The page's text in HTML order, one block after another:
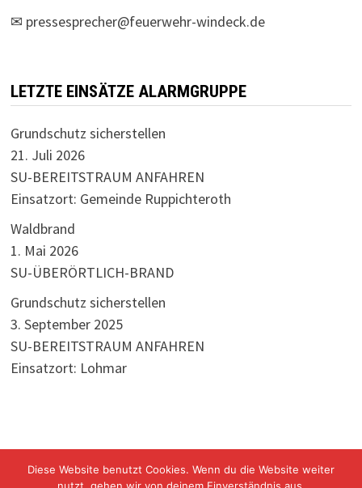
✉ pressesprecher@feuerwehr-windeck.de
LETZTE EINSÄTZE ALARMGRUPPE
Grundschutz sicherstellen
21. Juli 2026
SU-BEREITSTRAUM ANFAHREN
Einsatzort: Gemeinde Ruppichteroth
Waldbrand
1. Mai 2026
SU-ÜBERÖRTLICH-BRAND
Grundschutz sicherstellen
3. September 2025
SU-BEREITSTRAUM ANFAHREN
Einsatzort: Lohmar
Diese Website benutzt Cookies. Wenn du die Website weiter